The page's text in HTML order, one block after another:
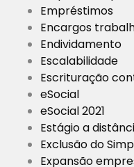
Empréstimos
Encargos
Endividamento
Escalabilidade
Escrituração
eSocial
eSocial 2021
Estágio a
Exclusão do
Expansão